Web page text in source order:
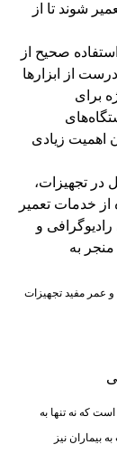
شوند تا از
صحیح از
از ابزارها
برای
اهمیت زیادی
تجهیزات،
از خدمات تعمیر
و
به
و عمر مفید تجهیزات
که نه تنها به
بیماران نیز